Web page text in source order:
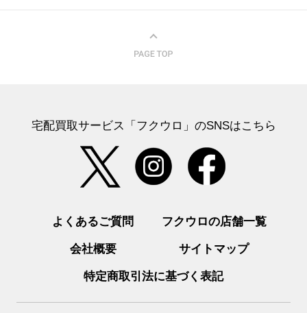
宅配買取サービス「フクウロ」のSNSはこちら
よくあるご質問 フクウロの店舗一覧
会社概要 サイトマップ
特定商取引法に基づく表記